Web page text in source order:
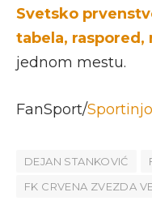
Svetsko
tabela,
jednom mestu.
FanSport/Sportinjo
DEJAN STANKOVIĆ
FK CRVENA ZVEZDA